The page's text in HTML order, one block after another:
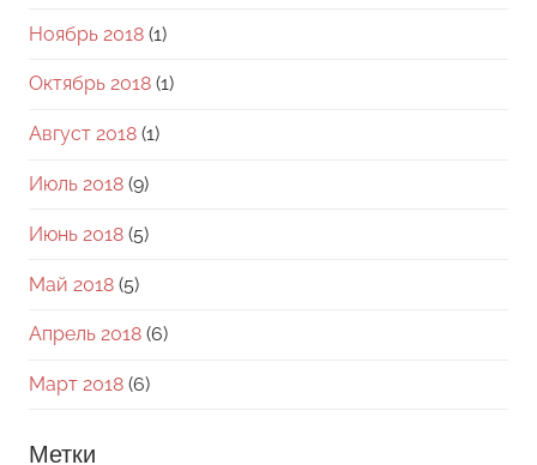
Ноябрь 2018 (1)
Октябрь 2018 (1)
Август 2018 (1)
Июль 2018 (9)
Июнь 2018 (5)
Май 2018 (5)
Апрель 2018 (6)
Март 2018 (6)
Метки